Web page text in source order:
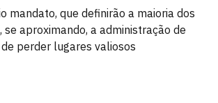
mandato, que definirão a maioria dos
se aproximando, a administração de
perder lugares valiosos